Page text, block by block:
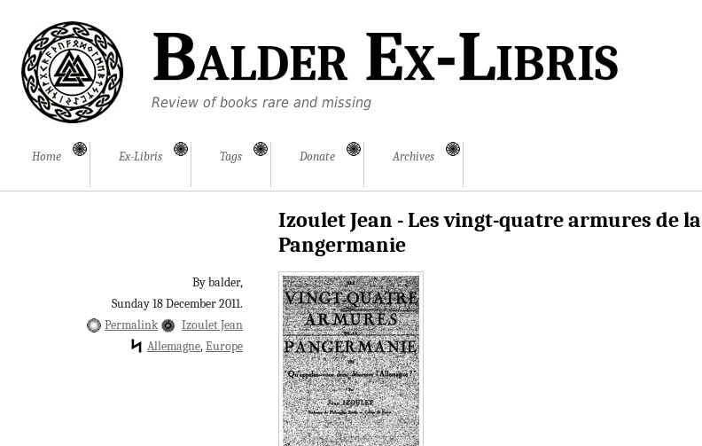
Balder Ex-Libris
Review of books rare and missing
Home Ex-Libris Tags Donate Archives
Izoulet Jean - Les vingt-quatre armures de la
Pangermanie
By balder,
Sunday 18 December 2011.
Permalink
Izoulet Jean
Allemagne Europe